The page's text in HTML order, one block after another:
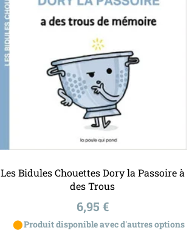
Les Bidules Chouettes Dory la Passoire à
des Trous
Prix
6,95 €
⬤Produit disponible avec d'autres options
Ajouter au panier